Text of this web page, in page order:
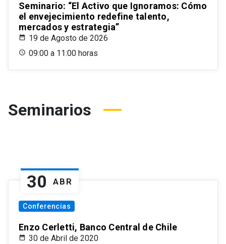
Seminario: “El Activo que Ignoramos: Cómo
el envejecimiento redefine talento,
mercados y estrategia”
19 de Agosto de 2026
09:00 a 11:00 horas
Seminarios
30 ABR
Conferencias
Enzo Cerletti, Banco Central de Chile
30 de Abril de 2020